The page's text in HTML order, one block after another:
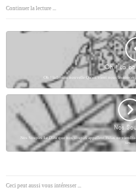
Continuer la lecture ...
Oh ! La
Oh ! la bonne nouvelle Qu'on vient nous annoncer
Nos
Nos Soupirs Le Dieu que nos soupirs appellent Hélas ne
ses…
Ceci peut aussi vous intéresser ...